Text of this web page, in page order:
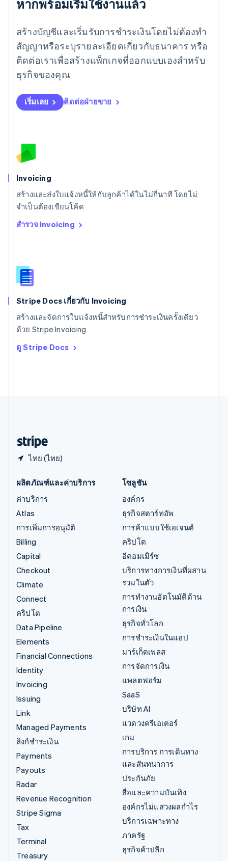
หากพร้อมเริ่มใช้งานแล้ว
สร้างบัญชีและเริ่มรับการชำระเงินโดยไม่ต้องทำ
สัญญาหรือระบุรายละเอียดเกี่ยวกับธนาคาร หรือ
ติดต่อเราเพื่อสร้างแพ็กเกจที่ออกแบบเองสำหรับ
ธุรกิจของคุณ
เริ่มเลย ติดต่อฝ่ายขาย
Invoicing
สร้างและส่งใบแจ้งหนี้ให้กับลูกค้าได้ในไม่กี่นาที โดยไม่
จำเป็นต้องเขียนโค้ด
สำรวจ Invoicing
Stripe Docs เกี่ยวกับ Invoicing
สร้างและจัดการใบแจ้งหนี้สำหรับการชำระเงินครั้งเดียว
ด้วย Stripe Invoicing
ดู Stripe Docs
ไทย (ไทย)
ลักเซมเบิร์ก
ลัตเวีย
English
ลิกเตนสไตน์
DeutschEnglish
ลิทัวเนีย
สเปน
EspañolEnglish
สโลวาเกีย
English
สวิตเซอร์แลนด์
สวีเดน
Svenska
สหรัฐอเมริกา
EnglishEspañol简体中文
English
English
สิงคโปร์
ออสเตรเลีย
ออสเตรีย
DeutschEnglish
ItalianoEnglish
ผลิตภัณฑ์และค่าบริการ
ค่าบริการ
Atlas
การเพิ่มการอนุมัติ
Billing
Capital
Checkout
Climate
Connect
คริปโต
Data Pipeline
Elements
Financial Connections
Identity
Invoicing
Issuing
Link
Managed Payments
ลิงก์ชำระเงิน
Payments
Payouts
Radar
Revenue Recognition
Stripe Sigma
Tax
Terminal
Treasury
โซลูชัน
องค์กร
ธุรกิจสตาร์ทอัพ
การค้าแบบใช้เอเจนต์
คริปโต
อีคอมเมิร์ซ
บริการทางการเงินที่ผสาน
รวมในตัว
การทำงานอัตโนมัติด้าน
การเงิน
ธุรกิจทั่วโลก
การชำระเงินในแอป
มาร์เก็ตเพลส
การจัดการเงิน
แพลตฟอร์ม
SaaS
บริษัท AI
แวดวงครีเอเตอร์
เกม
การบริการ การเดินทาง
และสันทนาการ
ประกันภัย
สื่อและความบันเทิง
องค์กรไม่แสวงผลกำไร
บริการเฉพาะทาง
ภาครัฐ
ธุรกิจค้าปลีก